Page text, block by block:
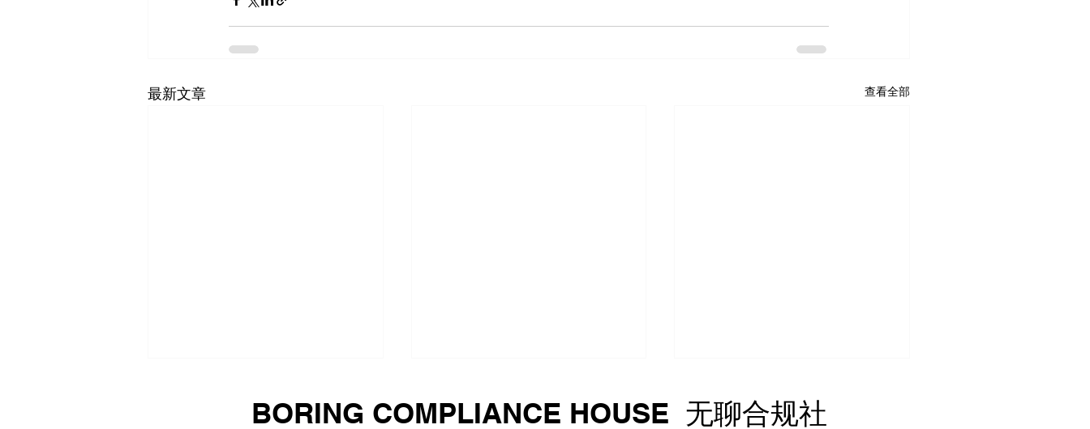
最新文章 查看全部
号 公布对相关进口打印复印办
电动汽车措施违反多边贸易规
301条款采取行动 对中国等
BORING COMPLIANCE HOUSE 无聊合规社